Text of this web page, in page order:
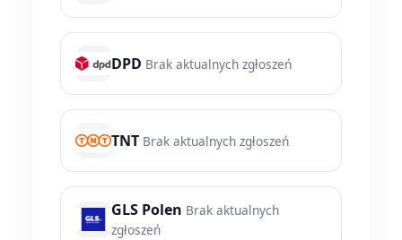
DPD Brak aktualnych zgłoszeń
TNT Brak aktualnych zgłoszeń
GLS Polen Brak aktualnych
zgłoszeń